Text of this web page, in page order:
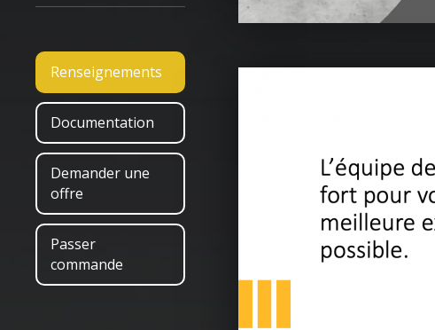
Renseignements
Documentation
Demander une
offre
Passer
commande